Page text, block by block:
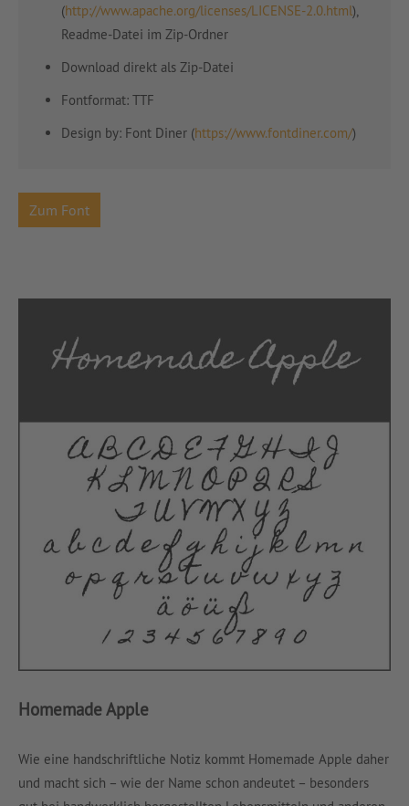
(http://www.apache.org/licenses/LICENSE-2.0.html),
Readme-Datei im Zip-Ordner
Download direkt als Zip-Datei
Fontformat: TTF
Design by: Font Diner (https://www.fontdiner.com/)
Zum Font
Homemade Apple
Wie eine handschriftliche Notiz kommt Homemade Apple daher
und macht sich – wie der Name schon andeutet – besonders